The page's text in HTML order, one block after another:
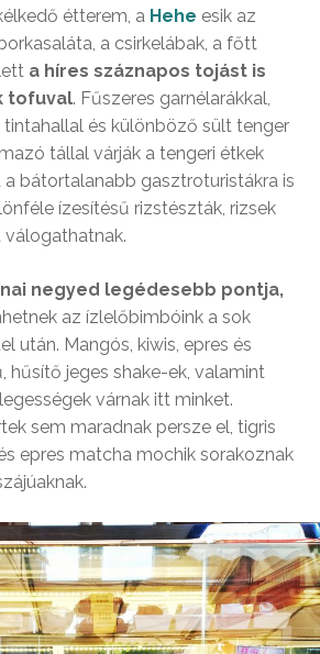
étterem, a Hehe esik az
a csirkelábak, a főtt
a híres száznapos tojást is
tofuval. Fűszeres garnélarákkal,
és különböző sült tenger
tállal várják a tengeri étkek
bátortalanabb gasztroturistákra is
ízesítésű rizstészták, rizsek
negyed legédesebb pontja,
az ízlelőbimbóink a sok
után. Mangós, kiwis, epres és
hűsítő jeges shake-ek, valamint
várnak itt minket.
sem maradnak persze el, tigris
epres matcha mochik sorakoznak